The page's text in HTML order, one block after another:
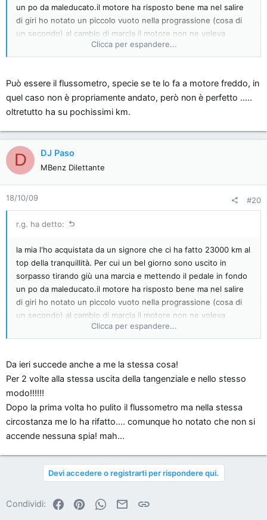
un po da maleducato.il motore ha risposto bene ma nel salire
di giri ho notato un piccolo vuoto nella prograssione (cosa di
un secondo) al cambio di marcia il motore non ne voleva
sapere di salire di giri.
allora ho accostato e praticamente acceleravi e il motore saliva
cosa si ripete ogni volta che acceleri secco per cui sapendolo
accelero progressivamente.
Il difetto sparisce togliendo la chiave dal blocchetto e
ora proverò a fare il reset del pedale e vedere se il problema
rimane.
per ora grazie delle dritte :biggrin:
Clicca per espandere...
Può essere il flussometro, specie se te lo fa a motore freddo, in
quel caso non è propriamente andato, però non è perfetto .....
oltretutto ha su pochissimi km.
D DJ Paso
MBenz Dilettante
18/10/09 #20
r.g. ha detto:
la mia l'ho acquistata da un signore che ci ha fatto 23000 km al
top della tranquillità. Per cui un bel giorno sono uscito in
sorpasso tirando giù una marcia e mettendo il pedale in fondo
un po da maleducato.il motore ha risposto bene ma nel salire
di giri ho notato un piccolo vuoto nella prograssione (cosa di
un secondo) al cambio di marcia il motore non ne voleva
sapere di salire di giri.
allora ho accostato e praticamente acceleravi e il motore saliva
cosa si ripete ogni volta che acceleri secco per cui sapendolo
accelero progressivamente.
Il difetto sparisce togliendo la chiave dal blocchetto e
riavviando il motore.
ora proverò a fare il reset del pedale e vedere se il problema
rimane.
Clicca per espandere...
Da ieri succede anche a me la stessa cosa!
Per 2 volte alla stessa uscita della tangenziale e nello stesso
modo!!!!!!
Dopo la prima volta ho pulito il flussometro ma nella stessa
circostanza me lo ha rifatto.... comunque ho notato che non si
accende nessuna spia! mah...
Devi accedere o registrarti per rispondere qui.
Condividi: FacebookPinterestWhatsApp
Email